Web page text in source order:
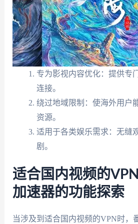
专为影视内容优化：提供专
连接。
绕过地域限制：使海外用户
资源。
适用于各类娱乐需求：无缝
剧。
适合国内视频的
加速器的功能探索
当涉及到适合国内视频的VPN时，